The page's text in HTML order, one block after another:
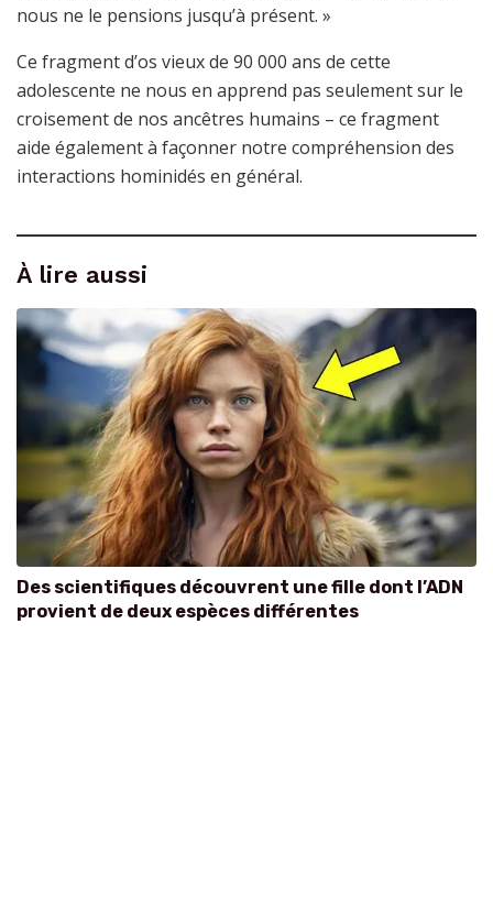
nous ne le pensions jusqu’à présent. »
Ce fragment d’os vieux de 90 000 ans de cette
adolescente ne nous en apprend pas seulement sur le
croisement de nos ancêtres humains – ce fragment
aide également à façonner notre compréhension des
interactions hominidés en général.
À lire aussi
Des scientifiques découvrent une fille dont l’ADN
provient de deux espèces différentes